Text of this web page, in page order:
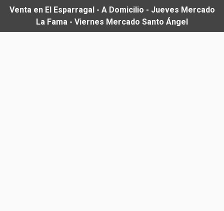
Venta en El Esparragal - A Domicilio - Jueves Mercado
La Fama - Viernes Mercado Santo Ángel